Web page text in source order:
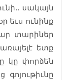
սակայն
եւս ունինք
տարիներ
ետք
կը փորձեն